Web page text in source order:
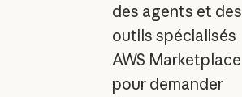
des agents et des
outils spécialisés
AWS Marketplace
pour demander